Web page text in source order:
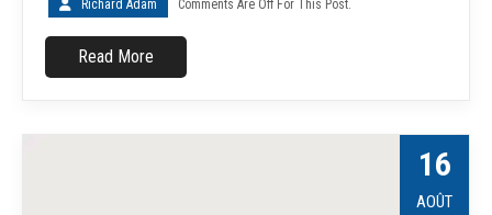
Richard Adam Comments Are Off For This Post.
Read More
16
AOÛT